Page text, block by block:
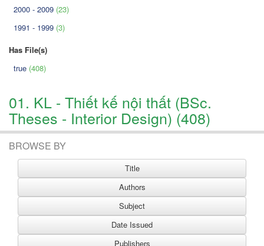
2000 - 2009 (23)
1991 - 1999 (3)
Has File(s)
true (408)
01. KL - Thiết kế nội thất (BSc.
Theses - Interior Design) (408)
BROWSE BY